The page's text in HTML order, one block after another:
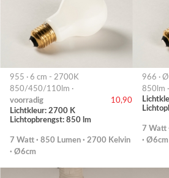
955 · 6 cm - 2700K
850/450/110lm ·
voorradig
10,90
Lichtkleur: 2700 K
Lichtopbrengst: 850 lm
7 Watt · 850 Lumen · 2700 Kelvin
· Ø6cm
966 ·
850lm ·
7 Watt
· Ø6cm